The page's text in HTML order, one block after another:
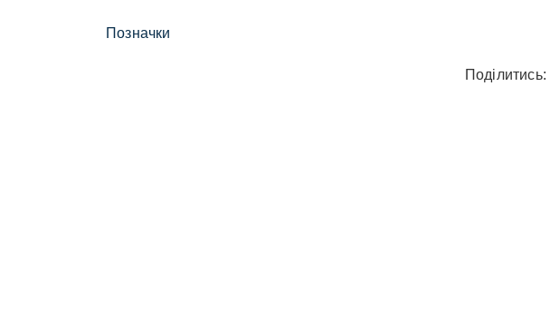
Позначки
Поділитись: